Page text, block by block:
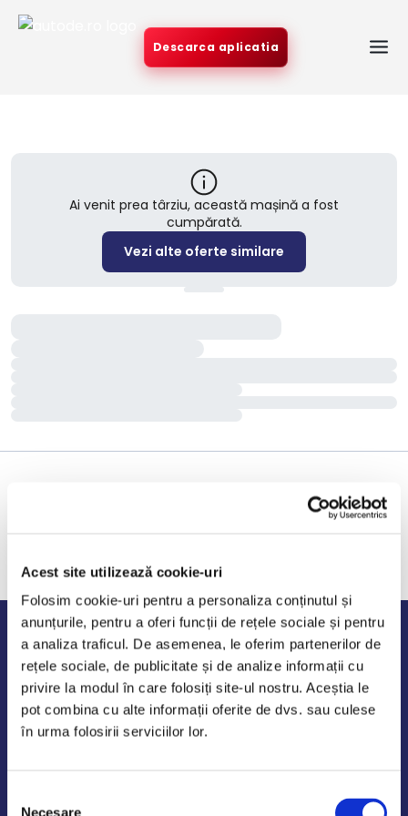
Acest site utilizează cookie-uri
Folosim cookie-uri pentru a personaliza conținutul și
anunțurile, pentru a oferi funcții de rețele sociale și pentru
a analiza traficul. De asemenea, le oferim partenerilor de
rețele sociale, de publicitate și de analize informații cu
privire la modul în care folosiți site-ul nostru. Aceștia le
pot combina cu alte informații oferite de dvs. sau culese
în urma folosirii serviciilor lor.
Necesare
Descarca aplicatia
Ai venit prea târziu, această mașină a fost
cumpărată.
Vezi alte oferte similare
Program de lucru
Luni - Vineri: 09:00-18:00
Sambata - Duminica: 10:00-14:00